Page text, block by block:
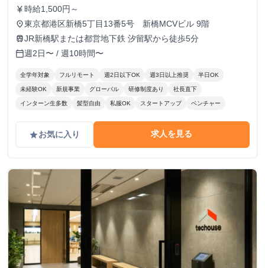
currency_yen 時給1,500円～
place東京都港区新橋5丁目13番5号 新橋MCVビル 9階
trainJR新橋駅または都営地下鉄 汐留駅から徒歩5分
calendar_today週2日〜 / 週10時間〜
全学年対象 フルリモート 週2日以下OK 週3日以上推奨 半日OK
未経験OK 新規事業 グローバル 研修制度あり 社長直下
インターン生多数 髪型自由 私服OK スタートアップ ベンチャー
gradeお気に入り 求人を見る